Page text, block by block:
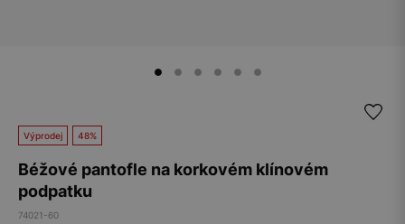
Výprodej 48%
Béžové pantofle na korkovém klínovém
podpatku
74021-60